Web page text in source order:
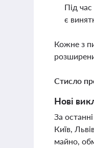
Під
є
Кожне з
Стисло
Нові
За
Київ,
майно,